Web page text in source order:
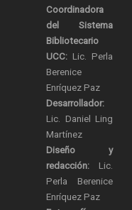
Coordinadora
del Sistema
Bibliotecario
UCC: Lic. Perla
Berenice
Enríquez Paz
Desarrollador:
Lic. Daniel Ling
Martínez
Diseño y
redacción: Lic.
Perla Berenice
Enríquez Paz